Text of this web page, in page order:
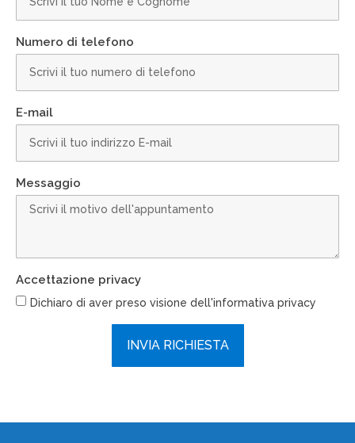
Numero di telefono
E-mail
Messaggio
Accettazione privacy
Dichiaro di aver preso visione dell'informativa privacy
INVIA RICHIESTA